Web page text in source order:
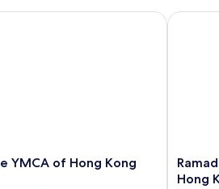
YMCA of Hong Kong
of Hong Kong
Ramada
Grand
Hong